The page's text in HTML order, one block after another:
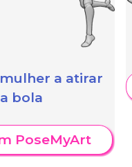
a atirar
a bola
PoseMyArt